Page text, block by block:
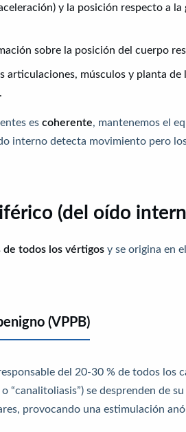
y la posición respecto a la
sobre la posición del cuerpo
articulaciones, músculos y planta
es coherente, mantenemos el
interno detecta movimiento pero
(del oído
de todos los vértigos y se origina en
(VPPB)
del 20-30 % de todos los
“canalitoliasis”) se desprenden de
provocando una estimulación